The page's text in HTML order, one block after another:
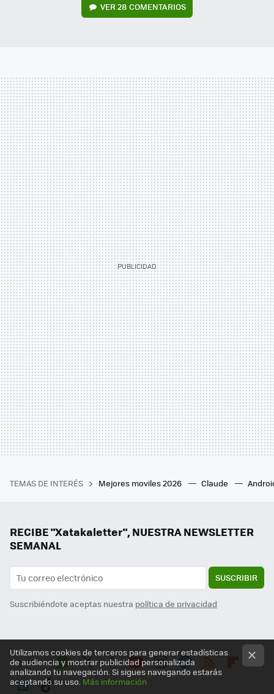
VER28 COMENTARIOS
TEMAS DE INTERÉS Mejores moviles 2026 Claude
RECIBE "Xatakaletter", NUESTRA NEWSLETTER
SEMANAL
SUSCRIBIR
Suscribiéndote aceptas nuestra política de privacidad
Síguenos
Wh Twit Fac You Inst Tele RSS
Utilizamos cookies de terceros para generar estadísticas
de audiencia y mostrar publicidad personalizada
analizando tu navegación. Si sigues navegando estarás
aceptando su uso. Más información